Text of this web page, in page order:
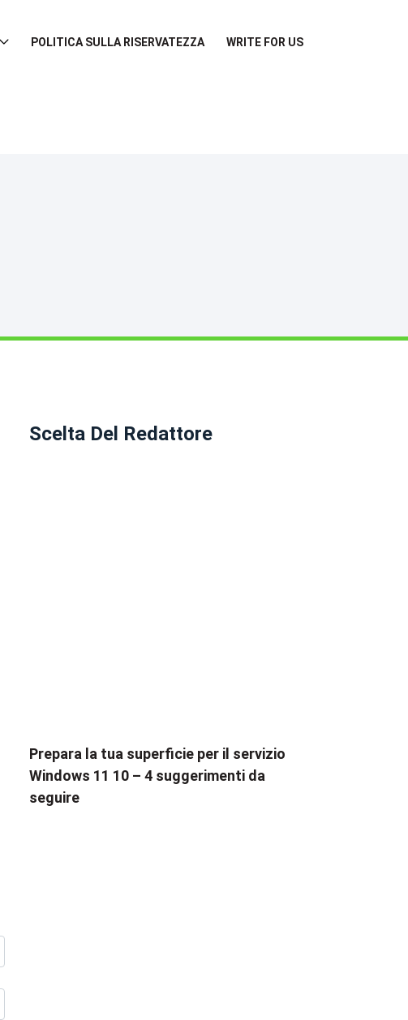
POLITICA SULLA RISERVATEZZA WRITE FOR US
Scelta Del Redattore
Prepara la tua superficie per il servizio
Windows 11 10 – 4 suggerimenti da
seguire